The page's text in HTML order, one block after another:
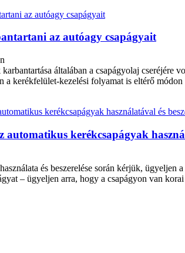
az autóagy csapágyait
általában a csapágyolaj
a kerékfelület-kezelési folyamat is eltérő
automatikus kerékcsapágyak
és beszerelése során kérjük,
– ügyeljen arra, hogy a csapágyon van